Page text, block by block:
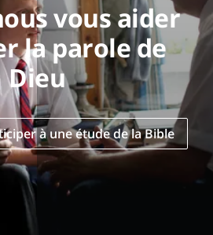
vous aider
la parole de
Dieu
à une étude de la Bible